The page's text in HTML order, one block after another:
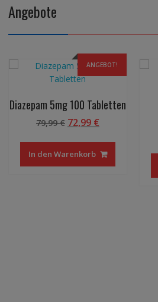
Angebote
ANGEBOT!
Diazepam 5mg 100 Tabletten
79,99€ Ursprünglicher
war:
79,99 €
72,99 €Aktueller
ist:
72,99 €.
In den Warenkorb